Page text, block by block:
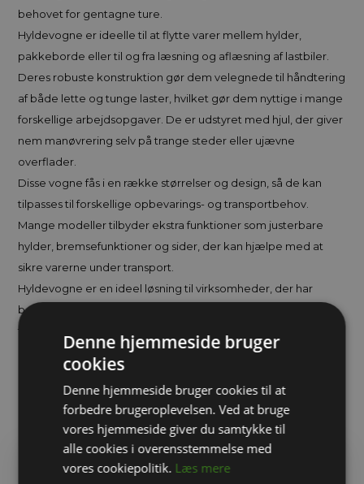
behovet for gentagne ture.
Hyldevogne er ideelle til at flytte varer mellem hylder,
pakkeborde eller til og fra læsning og aflæsning af lastbiler.
Deres robuste konstruktion gør dem velegnede til håndtering
af både lette og tunge laster, hvilket gør dem nyttige i mange
forskellige arbejdsopgaver. De er udstyret med hjul, der giver
nem manøvrering selv på trange steder eller ujævne
overflader.
Disse vogne fås i en række størrelser og design, så de kan
tilpasses til forskellige opbevarings- og transportbehov.
Mange modeller tilbyder ekstra funktioner som justerbare
hylder, bremsefunktioner og sider, der kan hjælpe med at
sikre varerne under transport.
Hyldevogne er en ideel løsning til virksomheder, der har
behov for fleksible og effektive transportløsninger. De
forbedrer arbejdseffektiviteten og hjælper med at holde
arbejdspladsen organiseret og produktiv.
Relaterede varer
Denne hjemmeside bruger
cookies
Denne hjemmeside bruger cookies til at
forbedre brugeroplevelsen. Ved at bruge
vores hjemmeside giver du samtykke til
alle cookies i overensstemmelse med
vores cookiepolitik. Læs mere